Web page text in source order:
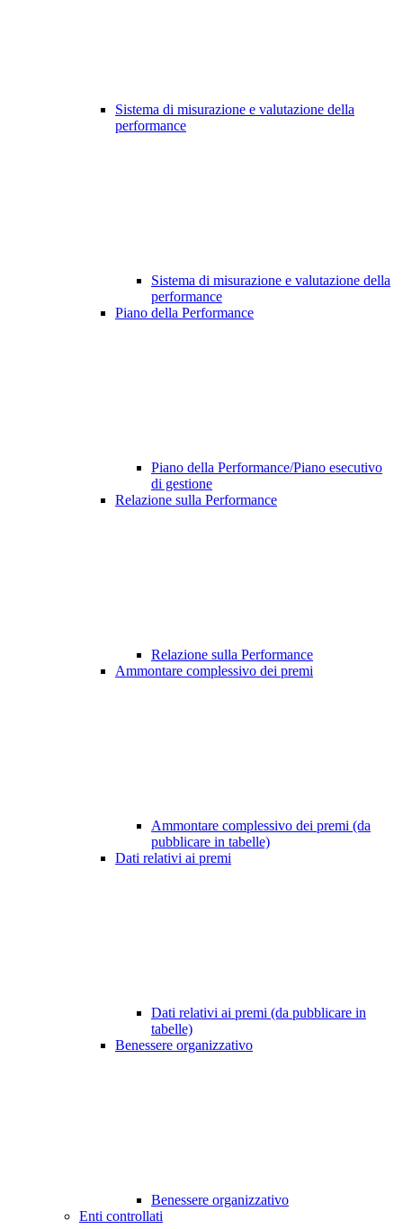
Sistema di misurazione e valutazione della
performance
Sistema di misurazione e valutazione della
performance
Piano della Performance
Piano della Performance/Piano esecutivo
di gestione
Relazione sulla Performance
Relazione sulla Performance
Ammontare complessivo dei premi
Ammontare complessivo dei premi (da
pubblicare in tabelle)
Dati relativi ai premi
Dati relativi ai premi (da pubblicare in
tabelle)
Benessere organizzativo
Benessere organizzativo
Enti controllati